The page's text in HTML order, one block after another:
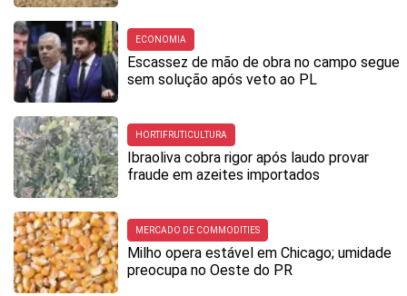
ECONOMIA
Escassez de mão de obra no campo segue
sem solução após veto ao PL
HORTIFRUTICULTURA
Ibraoliva cobra rigor após laudo provar
fraude em azeites importados
MERCADO DE COMMODITIES
Milho opera estável em Chicago; umidade
preocupa no Oeste do PR